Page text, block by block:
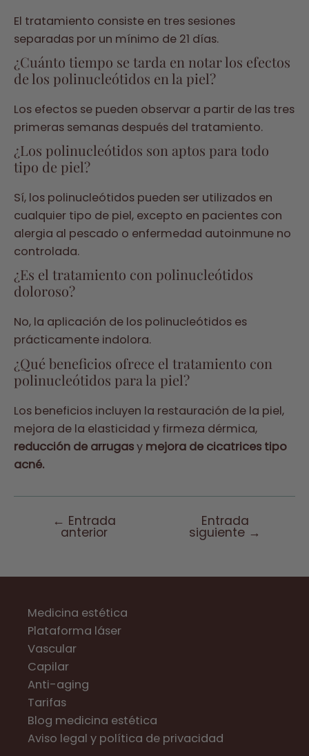
El tratamiento consiste en tres sesiones
separadas por un mínimo de 21 días.
¿Cuánto tiempo se tarda en notar los efectos
de los polinucleótidos en la piel?
Los efectos se pueden observar a partir de las tres
primeras semanas después del tratamiento.
¿Los polinucleótidos son aptos para todo
tipo de piel?
Sí, los polinucleótidos pueden ser utilizados en
cualquier tipo de piel, excepto en pacientes con
alergia al pescado o enfermedad autoinmune no
controlada.
¿Es el tratamiento con polinucleótidos
doloroso?
No, la aplicación de los polinucleótidos es
prácticamente indolora.
¿Qué beneficios ofrece el tratamiento con
polinucleótidos para la piel?
Los beneficios incluyen la restauración de la piel,
mejora de la elasticidad y firmeza dérmica,
reducción de arrugasy mejora de cicatrices tipo
acné.
Navegación
← Entrada
anterior
Entrada
siguiente →
Medicina estética
Plataforma láser
Vascular
Capilar
Anti-aging
Tarifas
Blog medicina estética
Aviso legal y política de privacidad